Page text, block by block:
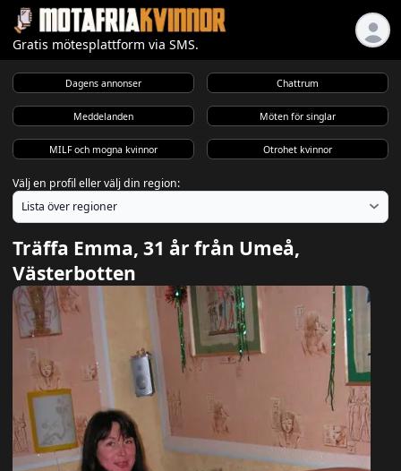
Gratis mötesplattform via SMS.
Dagens annonser Chattrum
Meddelanden Möten för singlar
MILF och mogna kvinnor Otrohet kvinnor
Välj en profil eller välj din region:
Träffa Emma, 31 år från Umeå,
Västerbotten